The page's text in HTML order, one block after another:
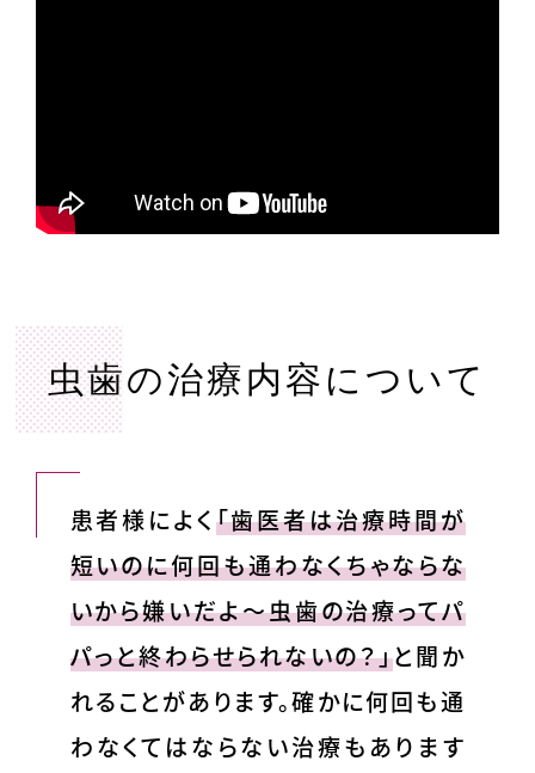
虫歯の治療内容について
患者様によく「歯医者は治療時間が
短いのに何回も通わなくちゃならな
いから嫌いだよ～虫歯の治療ってパ
パっと終わらせられないの？」と聞か
れることがあります。確かに何回も通
わなくてはならない治療もあります